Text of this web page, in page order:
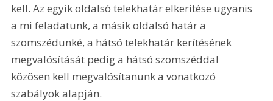
kell. Az egyik oldalsó telekhatár elkerítése ugyanis
a mi feladatunk, a másik oldalsó határ a
szomszédunké, a hátsó telekhatár kerítésének
megvalósítását pedig a hátsó szomszéddal
közösen kell megvalósítanunk a vonatkozó
szabályok alapján.